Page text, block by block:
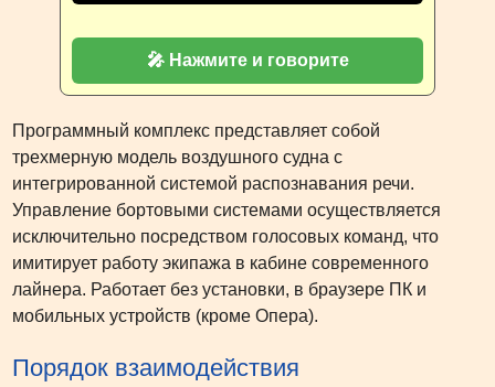
🎤 Нажмите и говорите
Программный комплекс представляет собой
трехмерную модель воздушного судна с
интегрированной системой распознавания речи.
Управление бортовыми системами осуществляется
исключительно посредством голосовых команд, что
имитирует работу экипажа в кабине современного
лайнера. Работает без установки, в браузере ПК и
мобильных устройств (кроме Опера).
Порядок взаимодействия